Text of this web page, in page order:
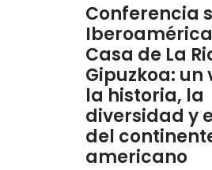
Conferencia
Casa de La
Gipuzkoa: un
la historia, la
diversidad y
del
americano